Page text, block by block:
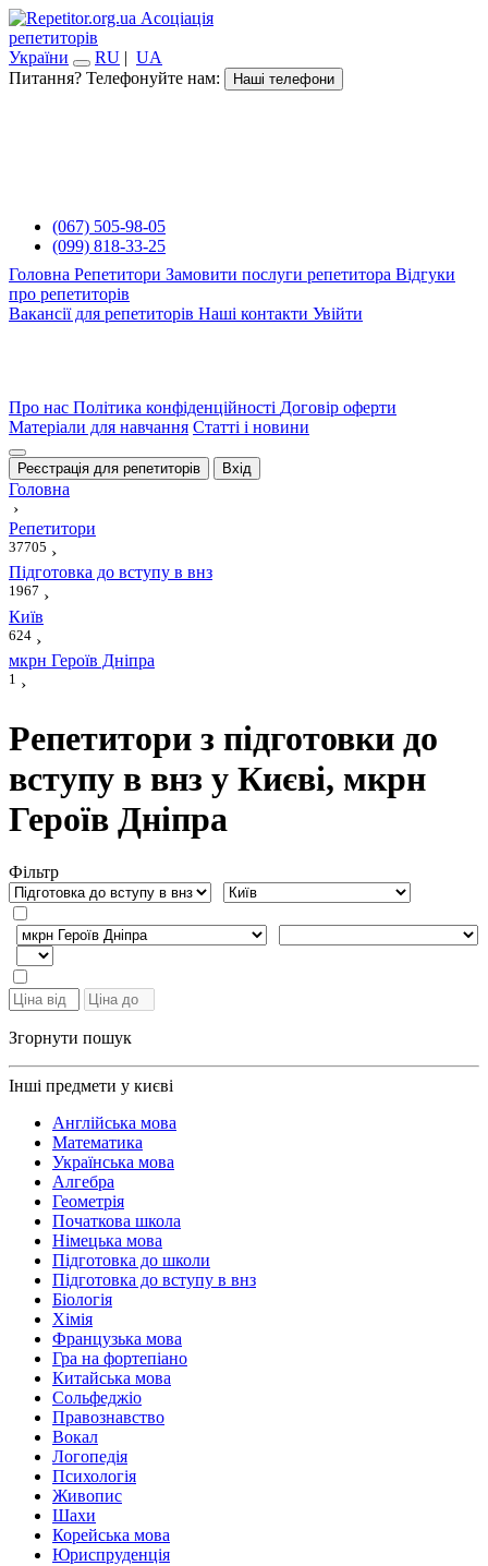
Асоціація
репетиторів
України
RU | UA
Питання? Телефонуйте нам:
Наші телефони
(067) 505-98-05
(099) 818-33-25
Головна Репетитори Замовити послуги репетитора Відгуки
про репетиторів
Вакансії для репетиторів Наші контакти Увійти
Про нас Політика конфіденційності Договір оферти
Матеріали для навчання Статті і новини
Реєстрація для репетиторів Вхід
Головна
›
Репетитори
37705 ›
Підготовка до вступу в внз
1967 ›
Київ
624 ›
мкрн Героїв Дніпра
1 ›
Репетитори з підготовки до
вступу в внз у Києві, мкрн
Героїв Дніпра
Фiльтр
Згорнути пошук
Інші предмети у києві
Англійська мова
Математика
Українська мова
Алгебра
Геометрія
Початкова школа
Німецька мова
Підготовка до школи
Підготовка до вступу в внз
Біологія
Хімія
Французька мова
Гра на фортепіано
Китайська мова
Сольфеджіо
Правознавство
Вокал
Логопедія
Психологія
Живопис
Шахи
Корейська мова
Юриспруденція